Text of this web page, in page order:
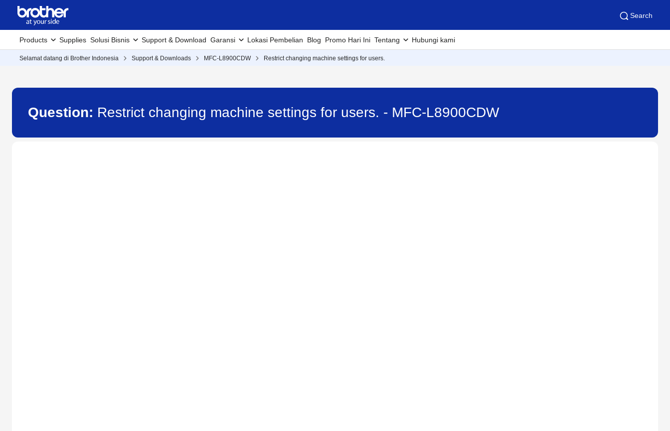
Search
Products Supplies Solusi Bisnis Support & Download Garansi Lokasi Pembelian Blog Promo Hari Ini Tentang Hubungi kami
Selamat datang di Brother Indonesia Support & Downloads MFC-L8900CDW Restrict changing machine settings for users.
Question: Restrict changing machine settings for users. - MFC-L8900CDW